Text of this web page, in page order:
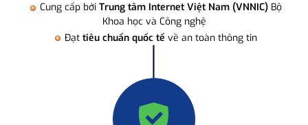
Cung cấp bởi Trung tâm Internet Việt Nam (VNNIC) Bộ
Khoa học và Công nghệ
Đạt tiêu chuẩn quốc tế về an toàn thông tin